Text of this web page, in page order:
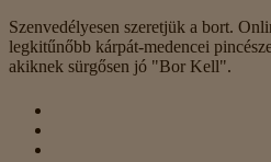
Szenvedélyesen szeretjük a bort.
legkitűnőbb kárpát-medencei
akiknek sürgősen jó "Bor Kell".